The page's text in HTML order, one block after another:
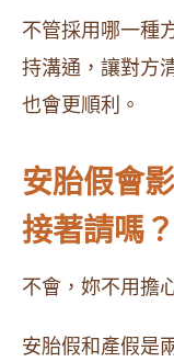
不管採用哪一種
持溝通，讓對方
也會更順利。
安胎假會
接著請嗎
不會，妳不用擔
安胎假和產假是